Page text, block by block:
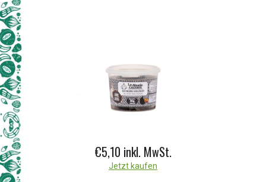
€5,10 inkl. MwSt.
Jetzt kaufen